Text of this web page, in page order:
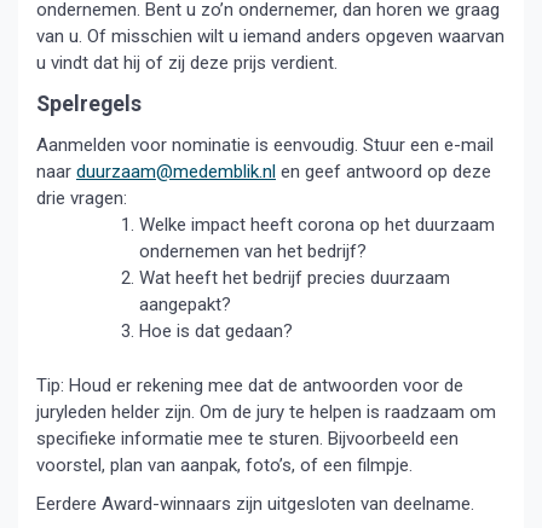
ondernemen. Bent u zo’n ondernemer, dan horen we graag
van u. Of misschien wilt u iemand anders opgeven waarvan
u vindt dat hij of zij deze prijs verdient.
Spelregels
Aanmelden voor nominatie is eenvoudig. Stuur een e-mail
naar duurzaam@medemblik.nl en geef antwoord op deze
drie vragen:
Welke impact heeft corona op het duurzaam
ondernemen van het bedrijf?
Wat heeft het bedrijf precies duurzaam
aangepakt?
Hoe is dat gedaan?
Tip: Houd er rekening mee dat de antwoorden voor de
juryleden helder zijn. Om de jury te helpen is raadzaam om
specifieke informatie mee te sturen. Bijvoorbeeld een
voorstel, plan van aanpak, foto’s, of een filmpje.
Eerdere Award-winnaars zijn uitgesloten van deelname.